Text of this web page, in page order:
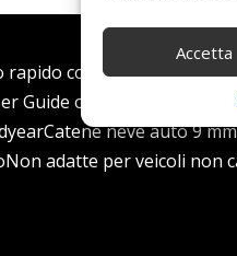
Accetta
con tensionatore
Guide o fotografie
neve auto 9
adatte per veicoli non